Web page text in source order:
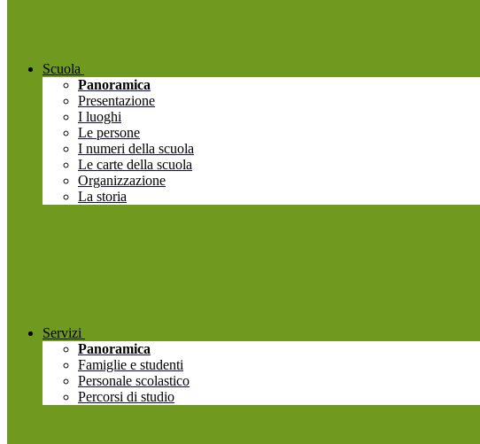
Scuola
Panoramica
Presentazione
I luoghi
Le persone
I numeri della scuola
Le carte della scuola
Organizzazione
La storia
Servizi
Panoramica
Famiglie e studenti
Personale scolastico
Percorsi di studio